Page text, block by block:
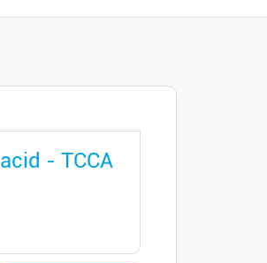
- TCCA